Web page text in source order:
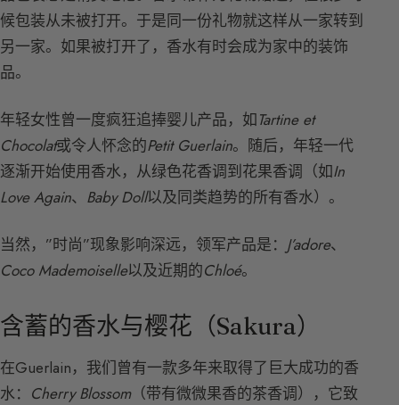
候包装从未被打开。于是同一份礼物就这样从一家转到
另一家。如果被打开了，香水有时会成为家中的装饰
品。
年轻女性曾一度疯狂追捧婴儿产品，如Tartine et
Chocolat或令人怀念的Petit Guerlain。随后，年轻一代
逐渐开始使用香水，从绿色花香调到花果香调（如In
Love Again、 Baby Doll以及同类趋势的所有香水）。
当然，”时尚”现象影响深远，领军产品是： J’adore、
Coco Mademoiselle以及近期的Chloé。
含蓄的香水与樱花（Sakura）
在Guerlain，我们曾有一款多年来取得了巨大成功的香
水： Cherry Blossom（带有微微果香的茶香调），它致